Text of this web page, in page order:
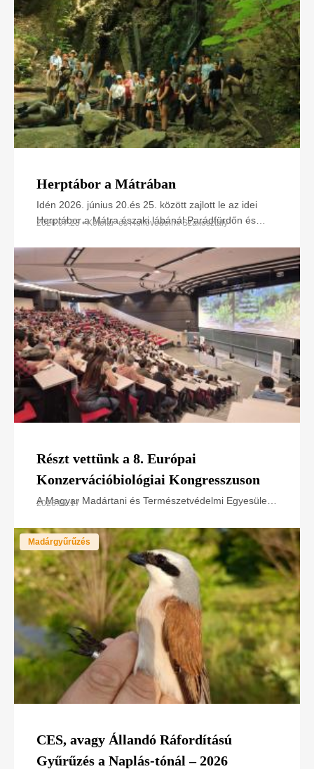
Herptábor a Mátrában
Idén 2026. június 20.és 25. között zajlott le az idei
Herptábor a Mátra északi lábánál Parádfürdőn és
2026.07.23 • Kétéltű- és Hüllővédelmi Szakosztály
Részt vettünk a 8. Európai
Konzervációbiológiai Kongresszuson
A Magyar Madártani és Természetvédelmi Egyesület
tapasztalatait mutatta be az European Congress of
2026.07.17
Madárgyűrűzés
CES, avagy Állandó Ráfordítású
Gyűrűzés a Naplás-tónál – 2026